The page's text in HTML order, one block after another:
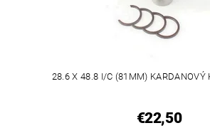
28.6 X 48.8 I/C (81MM) KARDANOVÝ
€22,50